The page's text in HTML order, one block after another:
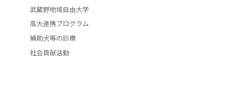
武蔵野地域自由大学
高大連携プログラム
補助犬等の診療
社会貢献活動